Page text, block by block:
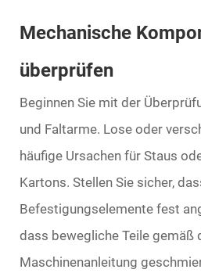
Mechanische
überprüfen
Beginnen Sie mit der
und Faltarme. Lose oder
häufige Ursachen für Staus
Kartons. Stellen Sie sicher,
Befestigungselemente fest
dass bewegliche Teile gemäß
Maschinenanleitung